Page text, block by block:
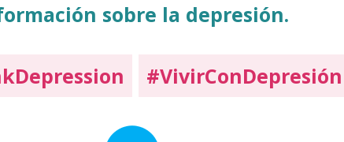
sobre la depresión.
#VivirConDepresión